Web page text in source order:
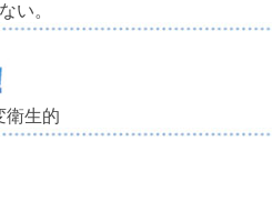
い。
衛生的